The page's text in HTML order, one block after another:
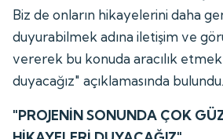
Biz de onların hikayelerini daha
duyurabilmek adına iletişim ve
vererek bu konuda aracılık
duyacağız" açıklamasında bulundu.
"PROJENİN SONUNDA ÇOK